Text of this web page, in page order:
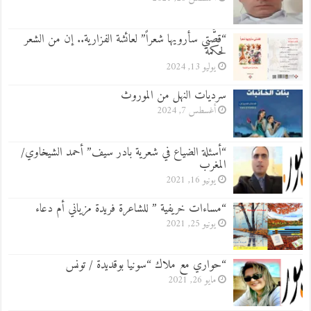
“قصَّتي سأرويها شعراً” لعائشة الفزارية.. إن من الشعر
لحكمة
يوليو 13, 2024
سرديات النهل من الموروث
أغسطس 7, 2024
“أسئلة الضياع في شعرية بادر سيف” أحمد الشيخاوي/
المغرب
يونيو 16, 2021
“مساءات خريفية ” للشاعرة فريدة مزياني أم دعاء
يونيو 25, 2021
“حواري مع ملاك “سونيا بوقديدة / تونس
مايو 26, 2021